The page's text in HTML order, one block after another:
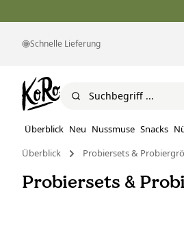
Schnelle Lieferung
Überblick Neu Nussmuse Snacks
Überblick
Probiersets &
Probiersets &